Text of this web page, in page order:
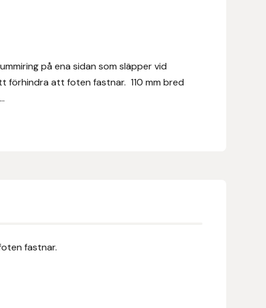
på ena sidan som släpper vid
förhindra att foten fastnar. 110 mm bred
fastnar.